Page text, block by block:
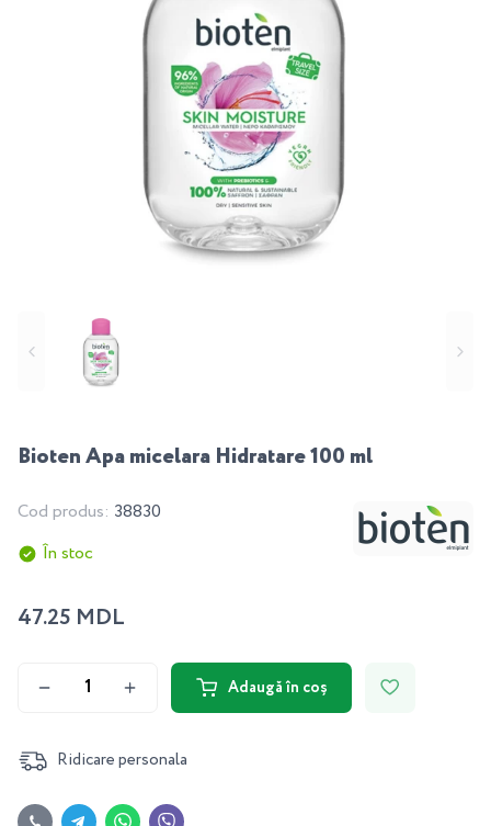
Bioten Apa micelara Hidratare 100 ml
Cod produs: 38830
În stoc
47.25 MDL
Adaugă în coș
Ridicare personala